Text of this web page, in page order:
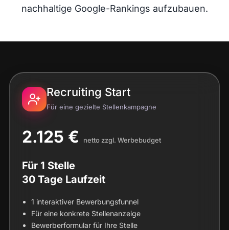
nach­hal­ti­ge Goog­le-Ran­kings aufzubauen.
Recruiting Start
Für eine geziel­te Stellenkampagne
2.125 € net­to zzgl. Werbebudget
Für 1 Stelle
30 Tage Laufzeit
1 inter­ak­ti­ver Bewerbungsfunnel
Für eine kon­kre­te Stellenanzeige
Bewer­ber­for­mu­lar für Ihre Stelle